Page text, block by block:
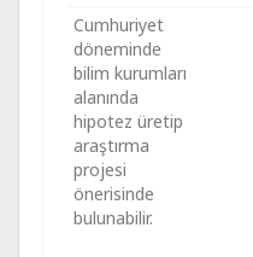
Cumhuriyet
döneminde
bilim kurumları
alanında
hipotez üretip
araştırma
projesi
önerisinde
bulunabilir.